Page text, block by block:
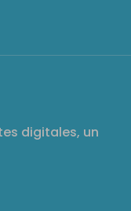
digitales, un